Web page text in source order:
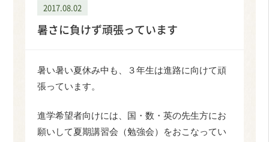
2017.08.02
暑さに負けず頑張っています
暑い暑い夏休み中も、３年生は進路に向けて頑
張っています。
進学希望者向けには、国・数・英の先生方にお
願いして夏期講習会（勉強会）をおこなってい